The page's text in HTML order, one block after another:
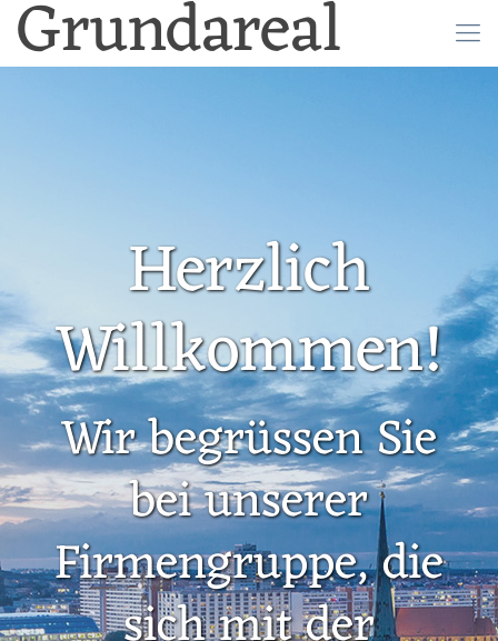
Grundareal
Herzlich
Willkommen!
Wir begrüssen Sie
bei unserer
Firmengruppe, die